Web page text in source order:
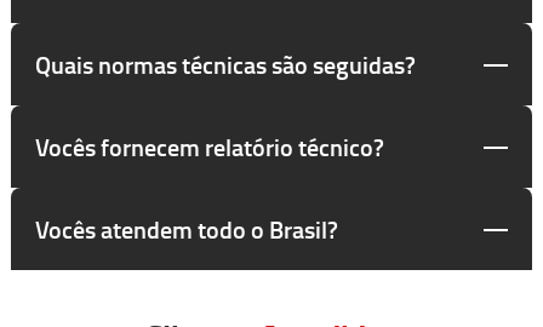
Quais normas técnicas são seguidas?
Vocês fornecem relatório técnico?
Vocês atendem todo o Brasil?